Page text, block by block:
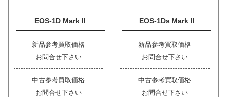
EOS-1D Mark II
新品参考買取価格
お問合せ下さい
中古参考買取価格
お問合せ下さい
EOS-1Ds Mark II
新品参考買取価格
お問合せ下さい
中古参考買取価格
お問合せ下さい